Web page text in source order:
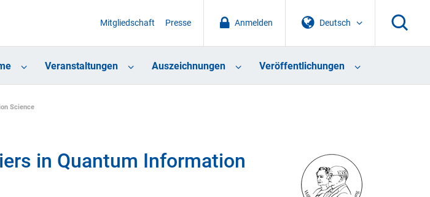
Deutsch
Anmelden
Mitgliedschaft Presse
Veranstaltungen Auszeichnungen Veröffentlichungen
Science
in Quantum Information